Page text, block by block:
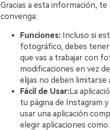
Gracias a esta información,
convenga:
Funciones:Incluso si
fotográfico, debes
que vas a trabajar con
modificaciones en vez
elijas no deben
Fácil de Usar:La
tu página de Instagram
usar una aplicación
elegir aplicaciones